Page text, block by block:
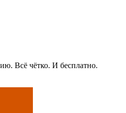
Всё чётко. И бесплатно.